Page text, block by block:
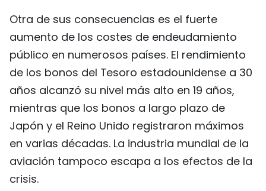
Otra de sus consecuencias es el fuerte
aumento de los costes de endeudamiento
público en numerosos países. El rendimiento
de los bonos del Tesoro estadounidense a 30
años alcanzó su nivel más alto en 19 años,
mientras que los bonos a largo plazo de
Japón y el Reino Unido registraron máximos
en varias décadas. La industria mundial de la
aviación tampoco escapa a los efectos de la
crisis.